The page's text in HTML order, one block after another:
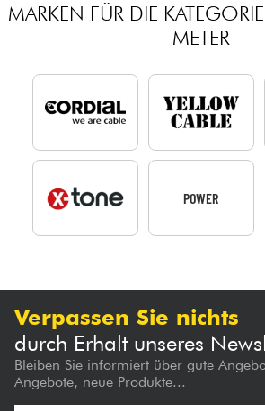
MARKEN FÜR DIE
METER
POWER
Verpassen Sie nichts
durch Erhalt unseres
Bleiben Sie informiert über gute
Angebote, neue Produkte...